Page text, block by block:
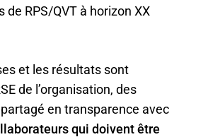
RPS/QVT à horizon XX
et les résultats sont
de l’organisation, des
en transparence avec
qui doivent être